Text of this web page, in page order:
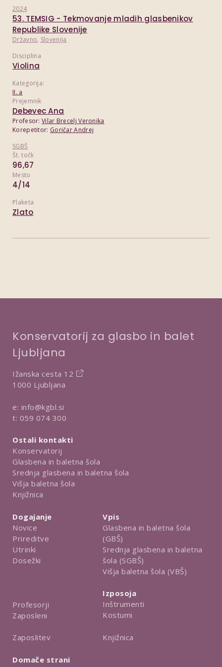
2024
53. TEMSIG - Tekmovanje mladih glasbenikov
Republike Slovenije
Državno, Slovenija
Disciplina
Violina
Kategorija:
II. a
Prejemnik
Debevec Ana
Profesor: Vilar Brecelj Veronika
Korepetitor: Goričar Andrej
SGBŠ
Št. točk
96,67
Mesto
4/14
Plaketa
Zlato
Konservatorij za glasbo in balet
Ljubljana
Ižanska cesta 12
1000 Ljubljana
e: info@kgbl.si
t: 059 074 300
Ostali kontakti
Konservatorij
Glasbena in baletna šola
Srednja glasbena in baletna šola
Višja baletna šola
Knjižnica
Dogajanje
Novice
Prireditve
Utrinki
Dosežki
Profesorji
Zaposleni
Zaposlitev
Vpis
Glasbena in baletna šola
(GBŠ)
Srednja glasbena in baletna
šola (SGBŠ)
Višja baletna šola (VBŠ)
Izposoja
Inštrumenti
Kostumi
Knjižnica
Domače strani